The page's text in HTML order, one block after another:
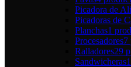
Picadora de
Picadoras de
Planchas1
Procesadores7
Ralladores29
Sandwicheras